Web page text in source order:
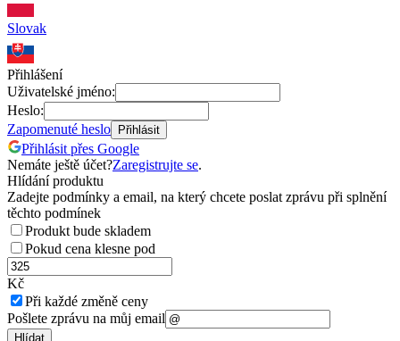
Slovak
Přihlášení
Uživatelské jméno:
Heslo:
Zapomenuté heslo Přihlásit
Přihlásit přes Google
Nemáte ještě účet?Zaregistrujte se.
Hlídání produktu
Zadejte podmínky a email, na který chcete poslat zprávu při splnění
těchto podmínek
Produkt bude skladem
Pokud cena klesne pod
Kč
Při každé změně ceny
Pošlete zprávu na můj email
Hlídat